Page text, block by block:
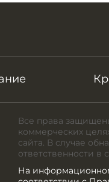
Все права
коммерческих
сайта. В случае
ответственности в
На